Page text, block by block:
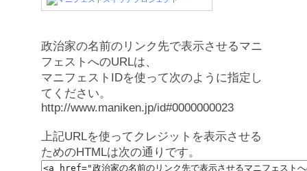
政治家の名前のリンク先で表示させるマニ
フェストへのURLは、
マニフェストIDを使って次のように指定し
てください。
http://www.maniken.jp/id#0000000023
上記URLを使ってクレジットを表示させる
ためのHTMLは次の通りです。